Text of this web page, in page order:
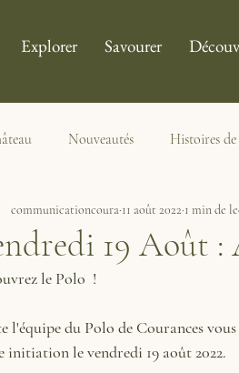
Explorer Savourer
Nouveautés Histoires
19 Août
communicationcoura 11 août 2022 1 min de
le Polo  !
l'équipe du Polo de Courances
initiation le vendredi 19 août 2022.